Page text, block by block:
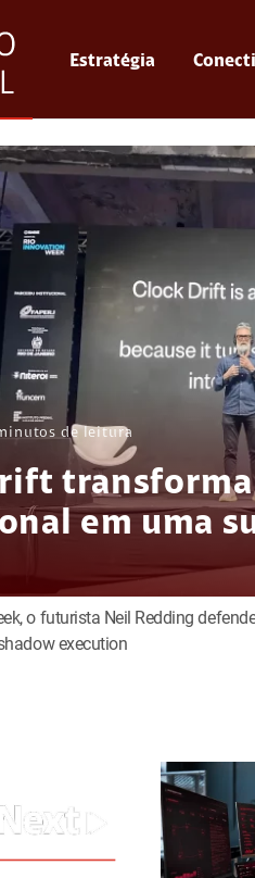
Estratégia
de leitura
em uma
o futurista Neil Redding
execution